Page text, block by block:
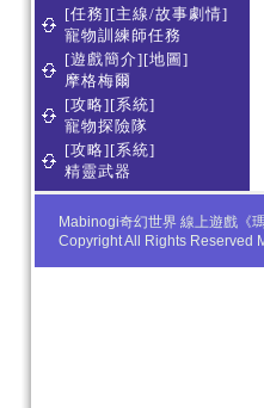
[任務][主線/故事劇情]
寵物訓練師任務
[遊戲簡介][地圖]
摩格梅爾
[攻略][系統]
寵物探險隊
[攻略][系統]
精靈武器
Mabinogi奇幻世界 線上遊戲《
Copyright All Rights Reserved